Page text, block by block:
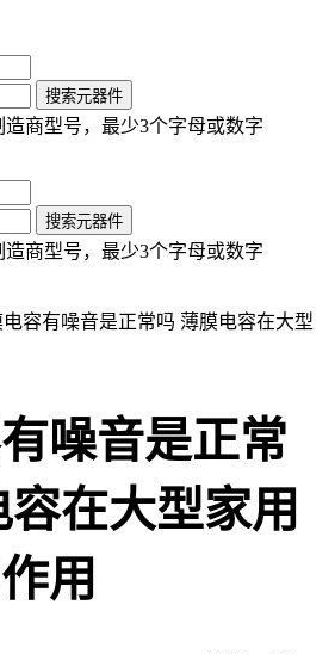
商型号，最少3个字母或数字
商型号，最少3个字母或数字
容有噪音是正常吗 薄膜电容在大型
噪音是正常
在大型家用
用